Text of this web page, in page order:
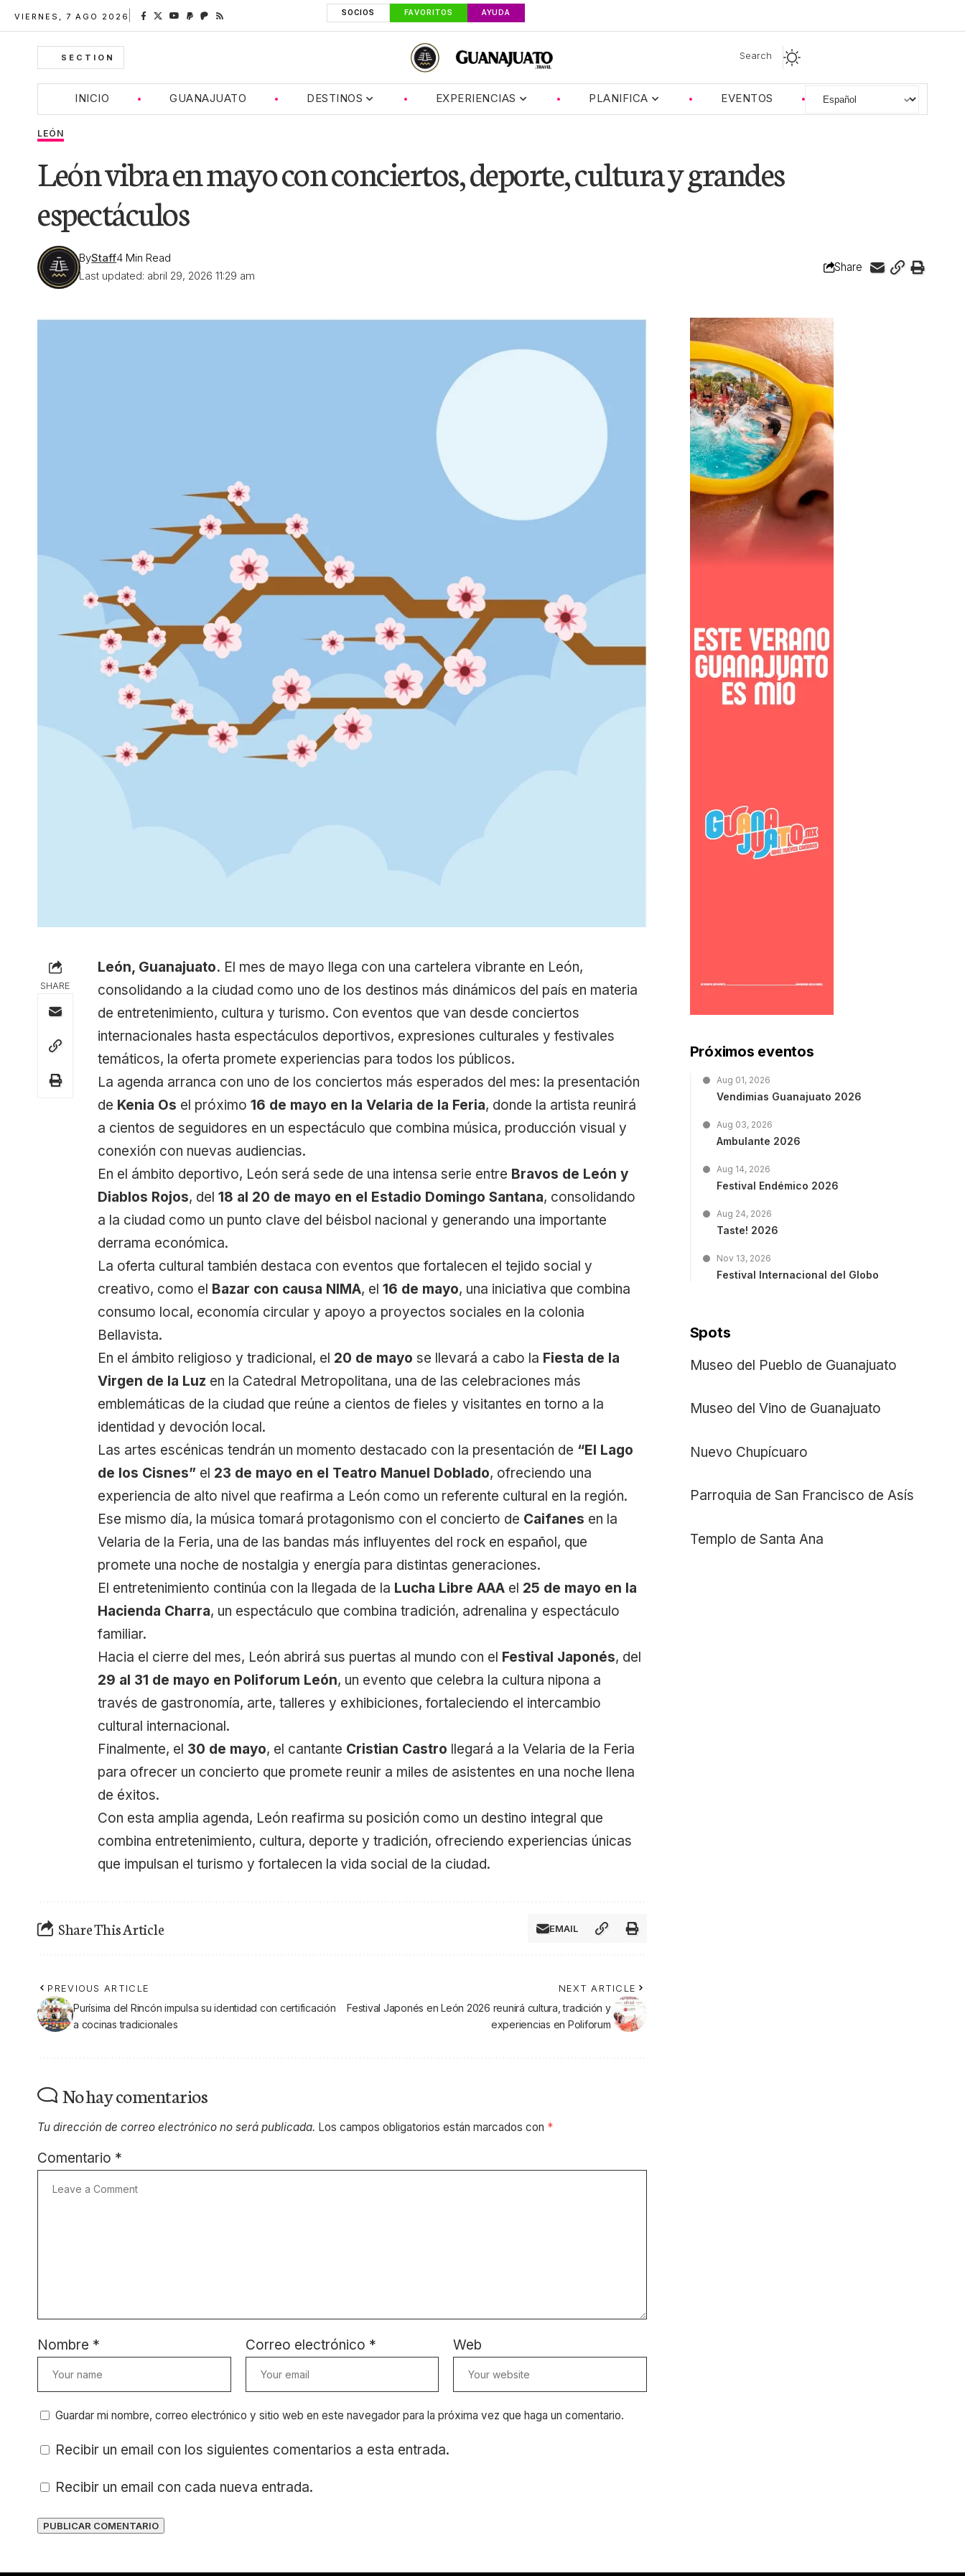
VIERNES, 7 AGO 2026 SOCIOS FAVORITOS AYUDA
SECTION Search
INICIO GUANAJUATO DESTINOS EXPERIENCIAS PLANIFICA EVENTOS
LEÓN
León vibra en mayo con conciertos, deporte, cultura y grandes
espectáculos
Last updated: abril 29, 2026 11:29 am
ByStaff4 Min Read
Share
SHARE
León, Guanajuato. El mes de mayo llega con una cartelera vibrante en León,
consolidando a la ciudad como uno de los destinos más dinámicos del país en materia
de entretenimiento, cultura y turismo. Con eventos que van desde conciertos
internacionales hasta espectáculos deportivos, expresiones culturales y festivales
temáticos, la oferta promete experiencias para todos los públicos.
La agenda arranca con uno de los conciertos más esperados del mes: la presentación
de Kenia Os el próximo16 de mayo en la Velaria de la Feria, donde la artista reunirá
a cientos de seguidores en un espectáculo que combina música, producción visual y
conexión con nuevas audiencias.
En el ámbito deportivo, León será sede de una intensa serie entre Bravos de León y
Diablos Rojos, del18 al 20 de mayo en el Estadio Domingo Santana, consolidando
a la ciudad como un punto clave del béisbol nacional y generando una importante
derrama económica.
La oferta cultural también destaca con eventos que fortalecen el tejido social y
creativo, como el Bazar con causa NIMA, el16 de mayo, una iniciativa que combina
consumo local, economía circular y apoyo a proyectos sociales en la colonia
Bellavista.
En el ámbito religioso y tradicional, el 20 de mayo se llevará a cabo la Fiesta de la
Virgen de la Luz en la Catedral Metropolitana, una de las celebraciones más
emblemáticas de la ciudad que reúne a cientos de fieles y visitantes en torno a la
identidad y devoción local.
Las artes escénicas tendrán un momento destacado con la presentación de “El Lago
de los Cisnes” el 23 de mayo en el Teatro Manuel Doblado, ofreciendo una
experiencia de alto nivel que reafirma a León como un referente cultural en la región.
Ese mismo día, la música tomará protagonismo con el concierto de Caifanes en la
Velaria de la Feria, una de las bandas más influyentes del rock en español, que
promete una noche de nostalgia y energía para distintas generaciones.
El entretenimiento continúa con la llegada de la Lucha Libre AAA el 25 de mayo en la
Hacienda Charra, un espectáculo que combina tradición, adrenalina y espectáculo
familiar.
Hacia el cierre del mes, León abrirá sus puertas al mundo con el Festival Japonés, del
29 al 31 de mayo en Poliforum León, un evento que celebra la cultura nipona a
través de gastronomía, arte, talleres y exhibiciones, fortaleciendo el intercambio
cultural internacional.
Finalmente, el 30 de mayo, el cantante Cristian Castro llegará a la Velaria de la Feria
para ofrecer un concierto que promete reunir a miles de asistentes en una noche llena
de éxitos.
Con esta amplia agenda, León reafirma su posición como un destino integral que
combina entretenimiento, cultura, deporte y tradición, ofreciendo experiencias únicas
que impulsan el turismo y fortalecen la vida social de la ciudad.
Share This Article EMAIL
PREVIOUS ARTICLE
Purísima del Rincón impulsa su identidad con certificación
a cocinas tradicionales
NEXT ARTICLE
Festival Japonés en León 2026 reunirá cultura, tradición y
experiencias en Poliforum
No hay comentarios
Tu dirección de correo electrónico no será publicada. Los campos obligatorios están marcados con *
Comentario *
Nombre * Correo electrónico * Web
Guardar mi nombre, correo electrónico y sitio web en este navegador para la próxima vez que haga un comentario.
Recibir un email con los siguientes comentarios a esta entrada.
Recibir un email con cada nueva entrada.
Próximos eventos
Aug 01, 2026
Vendimias Guanajuato 2026
Aug 03, 2026
Ambulante 2026
Aug 14, 2026
Festival Endémico 2026
Aug 24, 2026
Taste! 2026
Nov 13, 2026
Festival Internacional del Globo
Spots
Museo del Pueblo de Guanajuato
Museo del Vino de Guanajuato
Nuevo Chupícuaro
Parroquia de San Francisco de Asís
Templo de Santa Ana